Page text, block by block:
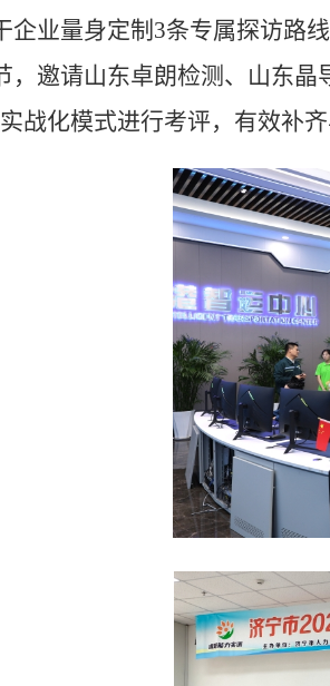
企业量身定制 3条专属探访路
邀请山东卓朗检测、山东晶
实战化模式进行考评， 有效补